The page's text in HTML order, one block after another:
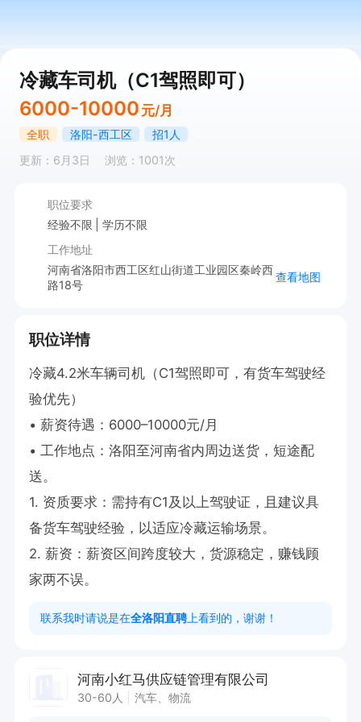
冷藏车司机（C1驾照即可）
6000-10000 元/月
全职 洛阳-西工区
招1人
更新：6月3日
浏览：1001次
职位要求
经验不限
学历不限
工作地址
河南省洛阳市西工区红山街道工业园区秦岭西
路18号
查看地图
职位详情
冷藏4.2米车辆司机（C1驾照即可，有货车驾驶经
验优先）
• 薪资待遇：6000–10000元/月
• 工作地点：洛阳至河南省内周边送货，短途配
送。
1. 资质要求：需持有C1及以上驾驶证，且建议具
备货车驾驶经验，以适应冷藏运输场景。
2. 薪资：薪资区间跨度较大，货源稳定，赚钱顾
家两不误。
联系我时请说是在全洛阳直聘 上看到的，谢谢！
河南小红马供应链管理有限公司
30-60人 汽车、物流